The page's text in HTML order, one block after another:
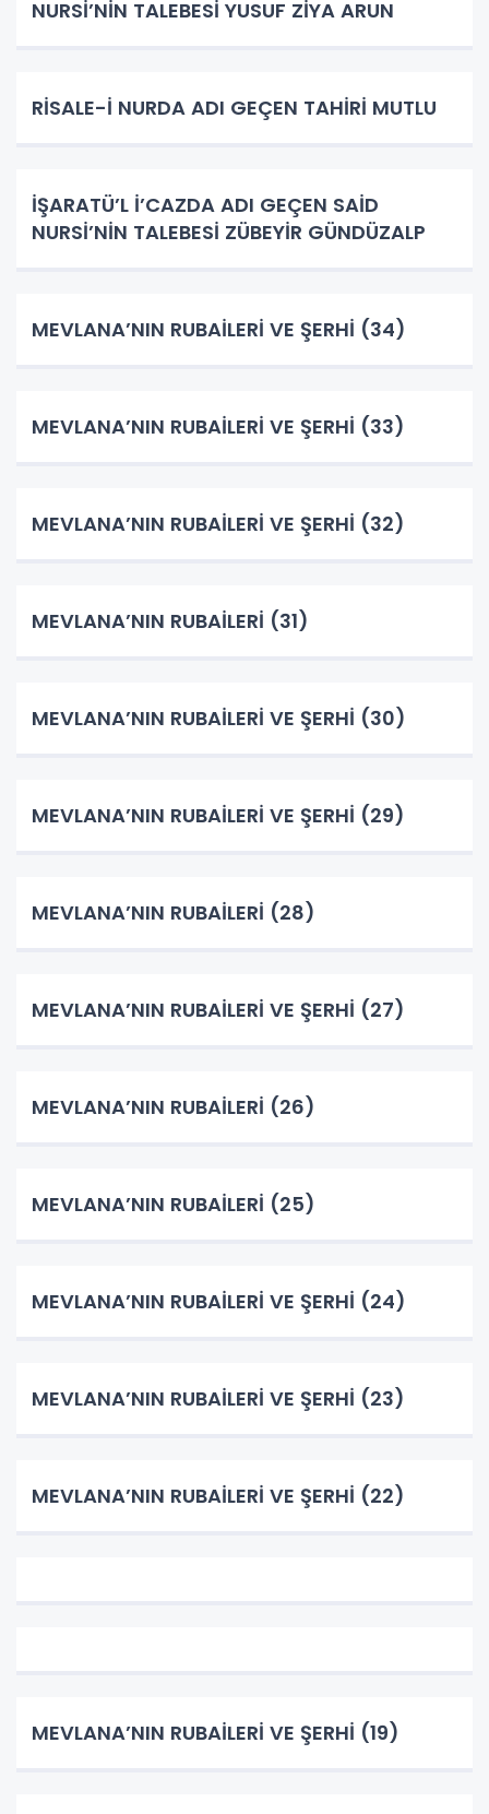
NURSİ’NİN TALEBESİ YUSUF ZİYA ARUN
RİSALE-İ NURDA ADI GEÇEN TAHİRİ MUTLU
İŞARATÜ’L İ’CAZDA ADI GEÇEN SAİD
NURSİ’NİN TALEBESİ ZÜBEYİR GÜNDÜZALP
MEVLANA’NIN RUBAİLERİ VE ŞERHİ (34)
MEVLANA’NIN RUBAİLERİ VE ŞERHİ (33)
MEVLANA’NIN RUBAİLERİ VE ŞERHİ (32)
MEVLANA’NIN RUBAİLERİ (31)
MEVLANA’NIN RUBAİLERİ VE ŞERHİ (30)
MEVLANA’NIN RUBAİLERİ VE ŞERHİ (29)
MEVLANA’NIN RUBAİLERİ (28)
MEVLANA’NIN RUBAİLERİ VE ŞERHİ (27)
MEVLANA’NIN RUBAİLERİ (26)
MEVLANA’NIN RUBAİLERİ (25)
MEVLANA’NIN RUBAİLERİ VE ŞERHİ (24)
MEVLANA’NIN RUBAİLERİ VE ŞERHİ (23)
MEVLANA’NIN RUBAİLERİ VE ŞERHİ (22)
MEVLANA’NIN RUBAİLERİ VE ŞERHİ (19)